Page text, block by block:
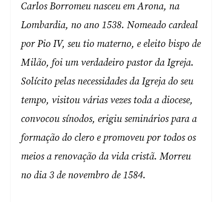
Carlos Borromeu nasceu em Arona, na
Lombardia, no ano 1538. Nomeado cardeal
por Pio IV, seu tio materno, e eleito bispo de
Milão, foi um verdadeiro pastor da Igreja.
Solícito pelas necessidades da Igreja do seu
tempo, visitou várias vezes toda a diocese,
convocou sínodos, erigiu seminários para a
formação do clero e promoveu por todos os
meios a renovação da vida cristã. Morreu
no dia 3 de novembro de 1584.